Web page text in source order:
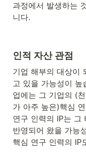
과정에서 발생하는
니다.
인적 자산 관점
기업 해부의 대상이
고 있을 가능성이 높
업에는 그 기업의 (
가 아주 높은)핵심
연구 인력의 IP는 그
반영되어 왔을 가능
핵심 연구 인력의 IP